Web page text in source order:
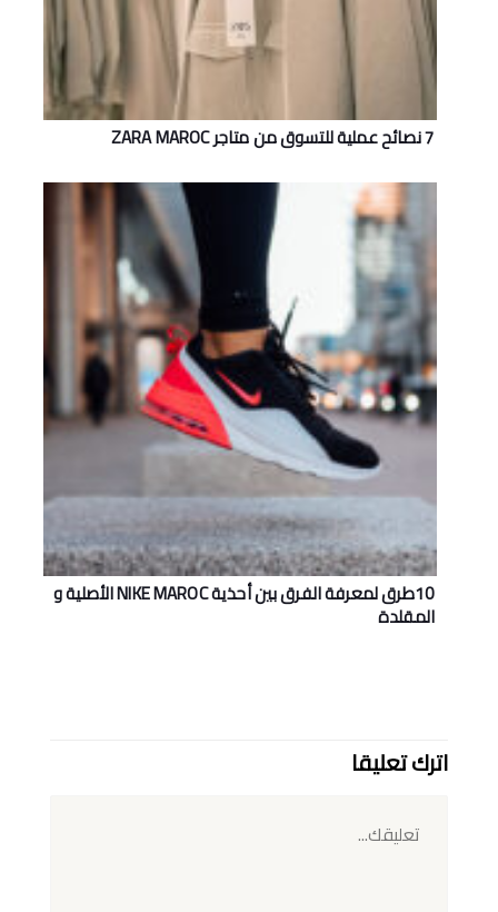
7 نصائح عملية للتسوق من متاجر ZARA MAROC
10طرق لمعرفة الفرق بين أحذية NIKE MAROC اﻷصلية و
المقلدة
اترك تعليقا